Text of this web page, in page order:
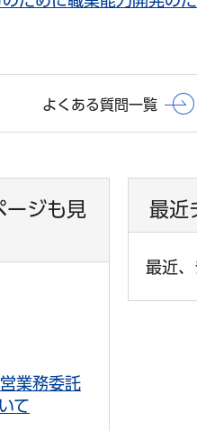
よくある質問一覧
ージも見
業務委託
て
最近
最近、